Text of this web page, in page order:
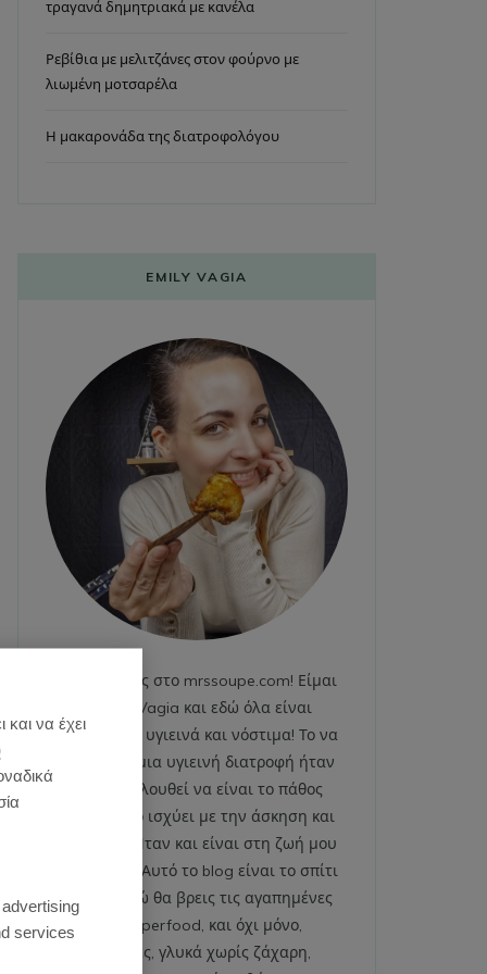
τραγανά δημητριακά με κανέλα
Ρεβίθια με μελιτζάνες στον φούρνο με
λιωμένη μοτσαρέλα
Η μακαρονάδα της διατροφολόγου
EMILY VAGIA
Καλωσήρθες στο mrssoupe.com! Είμαι
η Emily Vagia και εδώ όλα είναι
χαρούμενα, υγιεινά και νόστιμα! Το να
ακολουθώ μια υγιεινή διατροφή ήταν
και εξακολουθεί να είναι το πάθος
μου. Το ίδιο ισχύει με την άσκηση και
το fitness. Ήταν και είναι στη ζωή μου
από πάντα. Αυτό το blog είναι το σπίτι
μου και εδώ θα βρεις τις αγαπημένες
μου superfood, και όχι μόνο,
συνταγές, γλυκά χωρίς ζάχαρη,
να έχει
services